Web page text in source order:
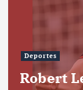
Deportes
Robert